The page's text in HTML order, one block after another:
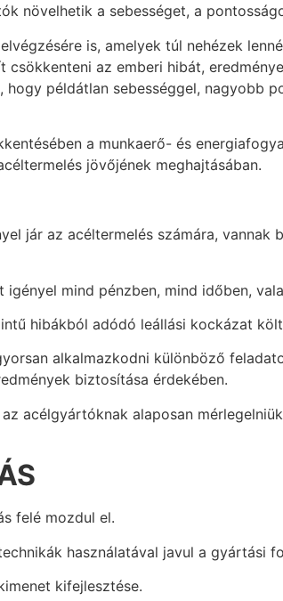
növelhetik a sebességet, a
is, amelyek túl nehézek
csökkenteni az emberi hibát,
példátlan sebességgel, nagyobb
a munkaerő- és
jövőjének meghajtásában.
jár az acéltermelés számára,
mind pénzben, mind időben,
hibákból adódó leállási kockázat
alkalmazkodni különböző
biztosítása érdekében.
acélgyártóknak alaposan
felé mozdul el.
használatával javul a gyártási
kifejlesztése.